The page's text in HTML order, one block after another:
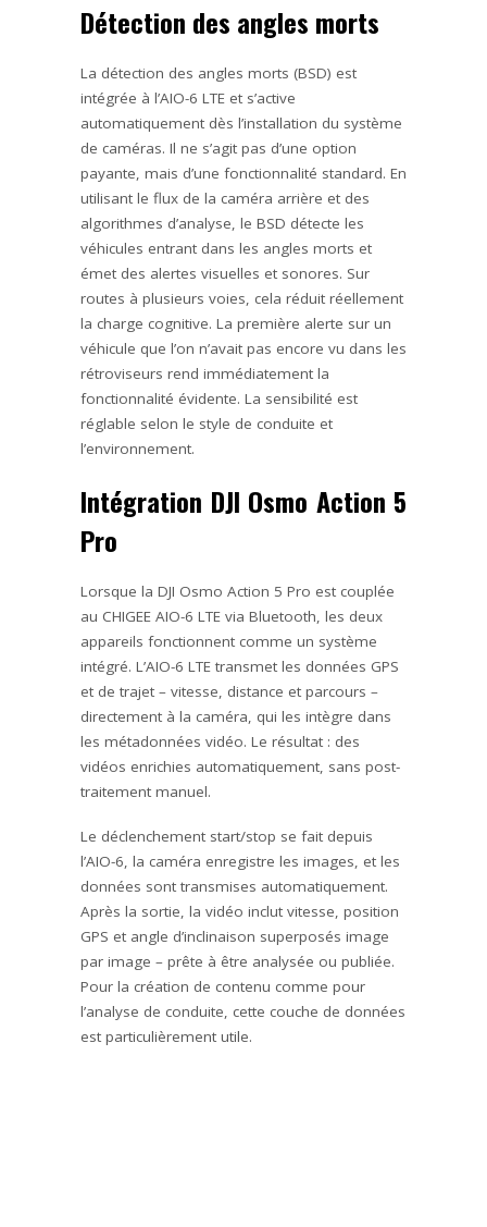
Détection des angles morts
La détection des angles morts (BSD) est
intégrée à l’AIO-6 LTE et s’active
automatiquement dès l’installation du système
de caméras. Il ne s’agit pas d’une option
payante, mais d’une fonctionnalité standard. En
utilisant le flux de la caméra arrière et des
algorithmes d’analyse, le BSD détecte les
véhicules entrant dans les angles morts et
émet des alertes visuelles et sonores. Sur
routes à plusieurs voies, cela réduit réellement
la charge cognitive. La première alerte sur un
véhicule que l’on n’avait pas encore vu dans les
rétroviseurs rend immédiatement la
fonctionnalité évidente. La sensibilité est
réglable selon le style de conduite et
l’environnement.
Intégration DJI Osmo Action 5
Pro
Lorsque la DJI Osmo Action 5 Pro est couplée
au CHIGEE AIO-6 LTE via Bluetooth, les deux
appareils fonctionnent comme un système
intégré. L’AIO-6 LTE transmet les données GPS
et de trajet – vitesse, distance et parcours –
directement à la caméra, qui les intègre dans
les métadonnées vidéo. Le résultat : des
vidéos enrichies automatiquement, sans post-
traitement manuel.
Le déclenchement start/stop se fait depuis
l’AIO-6, la caméra enregistre les images, et les
données sont transmises automatiquement.
Après la sortie, la vidéo inclut vitesse, position
GPS et angle d’inclinaison superposés image
par image – prête à être analysée ou publiée.
Pour la création de contenu comme pour
l’analyse de conduite, cette couche de données
est particulièrement utile.